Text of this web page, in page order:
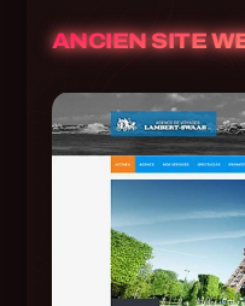
ANCIEN SITE